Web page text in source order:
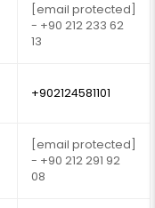
[email protected]
- +90 212 233 62
13
+902124581101
[email protected]
- +90 212 291 92
08